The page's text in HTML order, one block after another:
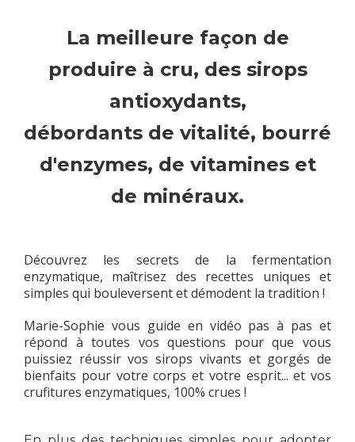
La meilleure façon de
produire à cru, des sirops
antioxydants,
débordants de vitalité, bourré
d'enzymes, de vitamines et
de minéraux.
Découvrez les secrets de la fermentation
enzymatique, maîtrisez des recettes uniques et
simples qui bouleversent et démodent la tradition !
Marie-Sophie vous guide en vidéo pas à pas et
répond à toutes vos questions pour que vous
puissiez réussir vos sirops vivants et gorgés de
bienfaits pour votre corps et votre esprit... et vos
crufitures enzymatiques, 100% crues !